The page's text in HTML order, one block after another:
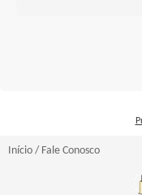
Início / Fale Conosco